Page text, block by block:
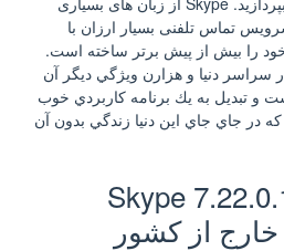
تماس تلفنی بسیار ارزان با
را بیش از پیش برتر ساخته است.
سراسر دنيا و هزارن ويژگي ديگر آن
و تبديل به يك برنامه كاربردي خوب
در جاي جاي اين دنيا زندگي بدون آن
Skype
از كشور